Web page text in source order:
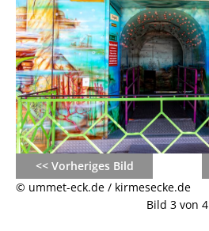
<< Vorheriges Bild
© ummet-eck.de / kirmesecke.de
Bild 3 von 4